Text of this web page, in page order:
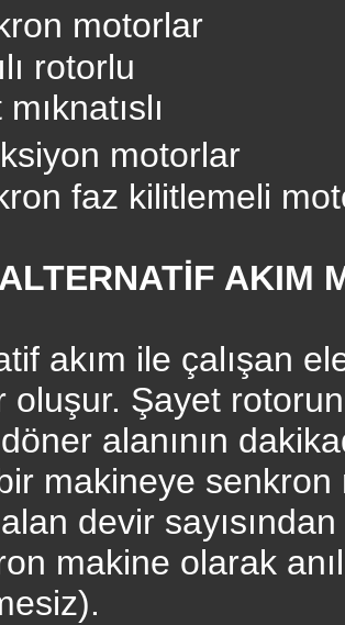
motorlar
rotorlu
motorlar
faz kilitlemeli
AKIM
akım ile çalışan
oluşur. Şayet
alanının
makineye senkron
devir
makine olarak